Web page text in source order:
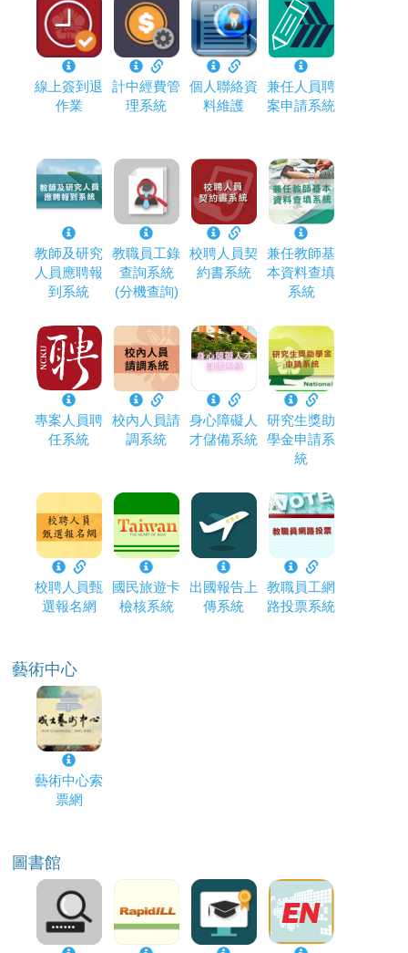
線上簽到退
作業
計中經費管
理系統
個人聯絡資
料維護
兼任人員聘
案申請系統
教師及研究
人員應聘報
到系統
教職員工錄
查詢系統
(分機查詢)
校聘人員契
約書系統
兼任教師基
本資料查填
系統
專案人員聘
任系統
校內人員請
調系統
身心障礙人
才儲備系統
研究生獎助
學金申請系
統
校聘人員甄
選報名網
國民旅遊卡
檢核系統
出國報告上
傳系統
教職員工網
路投票系統
藝術中心
藝術中心索
票網
圖書館